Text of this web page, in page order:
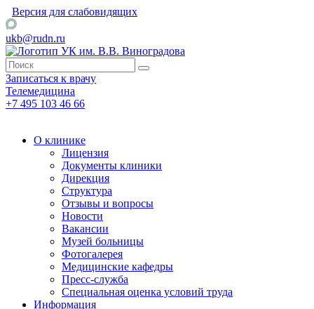
Версия для слабовидящих
ukb@rudn.ru
Записаться к врачу
Телемедицина
+7 495 103 46 66
О клинике
Лицензия
Документы клиники
Дирекция
Структура
Отзывы и вопросы
Новости
Вакансии
Музей больницы
Фотогалерея
Медицинские кафедры
Пресс-служба
Специальная оценка условий труда
Информация